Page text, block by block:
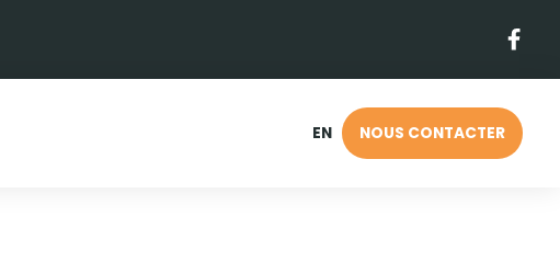
EN NOUS CONTACTER